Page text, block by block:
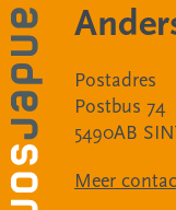
Postadres
Postbus 74
5490AB
Meer